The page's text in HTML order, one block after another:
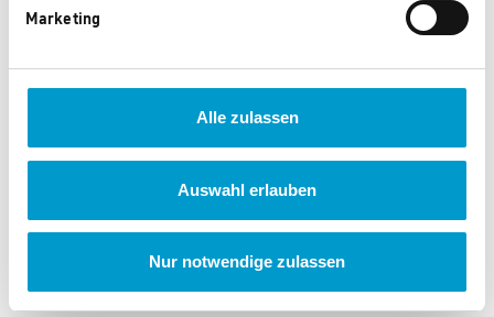
Marketing
Alle zulassen
Auswahl erlauben
Nur notwendige zulassen
Mepal Kinderbesteck-Set 3-
Nicer Dicer Minis 13tlg.
‹ 1 ... 2 3 4 ... 104 ›